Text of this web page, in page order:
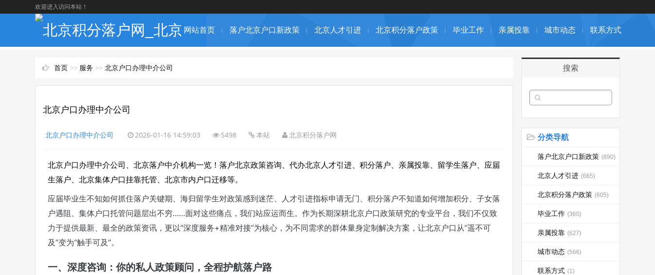
欢迎进入访问本站！
网站首页 落户北京户口新政策 北京人才引进 北京积分落户政策 毕业工作 亲属投靠 城市动态 联系方式
首页 >> 服务 >> 北京户口办理中介公司
北京户口办理中介公司
北京户口办理中介公司 2026-01-16 14:59:03 5498 本站 北京积分落户网
北京户口办理中介公司、北京落户中介机构一览！落户北京政策咨询、代办北京人才引进、积分落户、 亲属投靠、 留学生落户、应届
生落户、北京集体户口挂靠托管、北京市内户口迁移等。
应届毕业生不知如何抓住落户关键期、海归留学生对政策感到迷茫、人才引进指标申请无门、积分落户不知道如何增加积分、子女落
户遇阻、集体户口托管问题层出不穷……面对这些痛点，我们站应运而生。作为长期深耕北京户口政策研究的专业平台，我们不仅致
力于提供最新、最全的政策资讯，更以“深度服务+精准对接”为核心，为不同需求的群体量身定制解决方案，让北京户口从“遥不可
及”变为“触手可及”。
一、深度咨询：你的私人政策顾问，全程护航落户路
搜索
分类导航
落户北京户口新政策 (690)
北京人才引进 (665)
北京积分落户政策 (605)
毕业工作 (360)
亲属投靠 (627)
城市动态 (566)
联系方式 (1)